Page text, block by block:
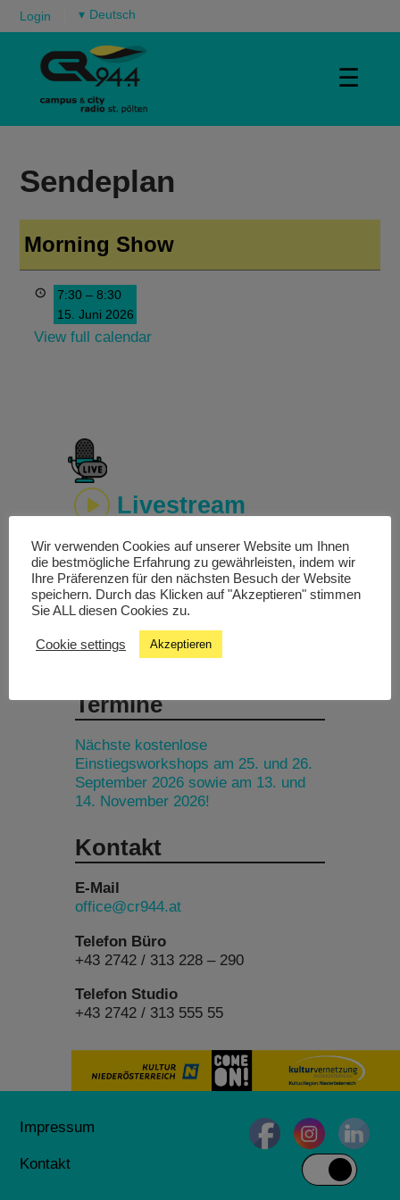
Login ▾
☰
Sendeplan
Morning Show
7:30 – 8:30
15. Juni 2026
View full calendar
Livestream
Studiochat
Songfinder
Termine
Nächste kostenlose
Einstiegsworkshops am 25. und 26.
September 2026 sowie am 13. und
14. November 2026!
Kontakt
E-Mail
office@cr944.at
Telefon Büro
+43 2742 / 313 228 – 290
Telefon Studio
+43 2742 / 313 555 55
Impressum
Kontakt
Wir verwenden Cookies auf unserer Website um Ihnen
die bestmögliche Erfahrung zu gewährleisten, indem wir
Ihre Präferenzen für den nächsten Besuch der Website
speichern. Durch das Klicken auf "Akzeptieren" stimmen
Sie ALL diesen Cookies zu.
Cookie settings Akzeptieren